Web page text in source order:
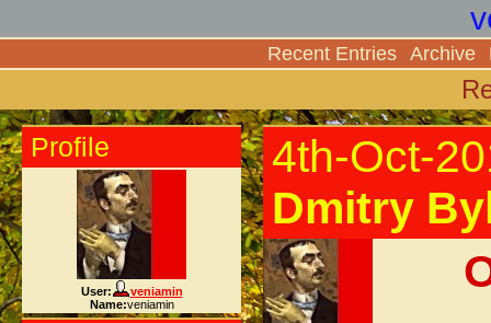
Recent Entries Archive
Profile
User:
veniamin
Name:veniamin
4th-Oct-
Dmitry